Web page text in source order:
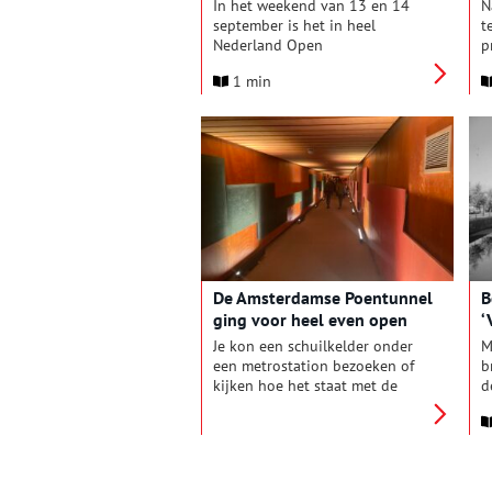
verkennen?
In het weekend van 13 en 14
september is het in heel
Nederland Open
Architectonisch erfgoed.
belangrijk onderdeel van onze
leefomgeving. Het stimuleert de
zorg voor historische gebouwen
en de monumentenzorg. De
slogan ‘Gebouw(d) om te
blijven’ benadrukt de waarde
van de verscheidenheid aan
historische gebouwen die ons
land verrijken en nodigt uit om
na te denken over de toekomst
van dit erfgoed.
1 min
De Amsterdamse Poentunnel
ging voor heel even open
Je kon een schuilkelder onder
een metrostation bezoeken of
kijken hoe het staat met de